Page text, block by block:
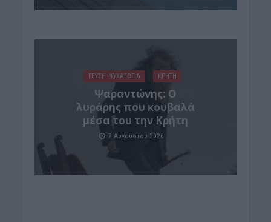
ΓΕΎΣΗ - ΨΥΧΑΓΩΓΊΑ ΚΡΗΤΗ
Ψαραντώνης: Ο
λυράρης που κουβαλά
μέσα του την Κρήτη
7 Αυγούστου 2026